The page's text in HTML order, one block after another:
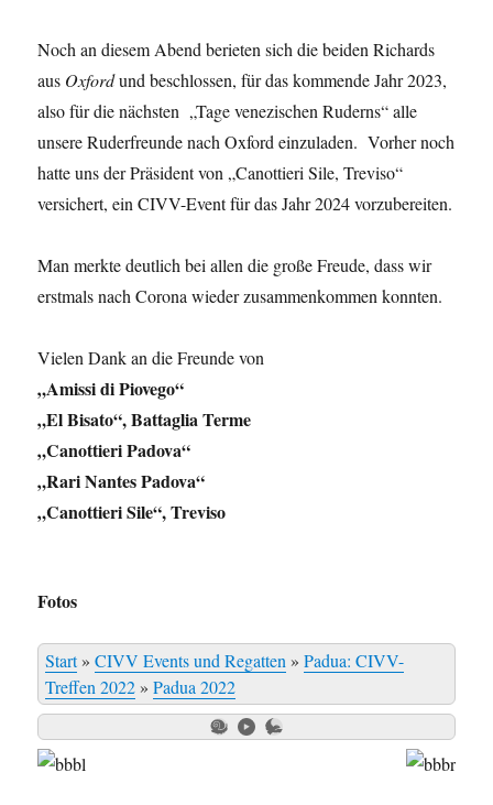
Noch an diesem Abend berieten sich die beiden Richards
aus Oxfordund beschlossen, für das kommende Jahr 2023,
also für die nächsten „Tage venezischen Ruderns“ alle
unsere Ruderfreunde nach Oxford einzuladen. Vorher noch
hatte uns der Präsident von „Canottieri Sile, Treviso“
versichert, ein CIVV-Event für das Jahr 2024 vorzubereiten.
Man merkte deutlich bei allen die große Freude, dass wir
erstmals nach Corona wieder zusammenkommen konnten.
Vielen Dank an die Freunde von
„Amissi di Piovego“
„El Bisato“, Battaglia Terme
„Canottieri Padova“
„Rari Nantes Padova“
„Canottieri Sile“, Treviso
Fotos
Start»CIVV Events und Regatten »Padua: CIVV-
Treffen 2022»Padua 2022